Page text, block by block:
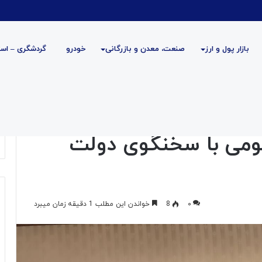
بازار پول و ارز صنعت، معدن و بازرگانی خودرو گردشگری –
با سخنگوی دولت
۰ 8 خواندن این مطلب 1 دقیقه زمان میبرد